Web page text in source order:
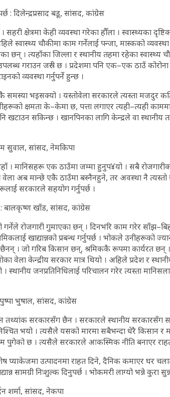
: दिलेन्द्रप्रसाद बडू, सांसद, कांग्रेस
क्षेत्रमा केही व्यवस्था गरेका हौँला । स्वास्थ्यका
स्वास्थ्य चौकीमा काम गर्नेलाई पन्जा, मास्कको
छन् । त्यहाँका जिल्ला र स्थानीय तहमा रहेका स्वास्थ्य
गराउन जरुरी छ । प्रदेशमा पनि एक–एक ठाउँ कोरोना
व्यवस्था गर्नुपर्ने हुन्छ ।
समस्या भइसक्यो । यस्तोवेला सरकारले त्यस्ता मजदुर
क्षमता के–केमा छ, पत्ता लगाएर त्यही–त्यही
खटाउन सकिन्छ । खानपिनका लागि केन्द्रले वा
सुवाल, सांसद, नेमकिपा
। मानिसहरू एक ठाउँमा जम्मा हुनुप¥यो । सबै
वेला अब मान्छे एकै ठाउँमा बस्नैनहुने, तर अवस्था नै
सरकारले सहयोग गर्नुपर्छ ।
: बालकृष्ण खाँड, सांसद, कांग्रेस
रोजगारी गुमाएका छन् । दिनभरि काम गरेर
खाद्यान्नको प्रबन्ध गर्नुपर्छ । भोकले उनीहरूको
छैनन् । जो गरिब किसान छन्, श्रमिककै रूपमा कार्यरत
वेला केन्द्रीय सरकार मात्र थियो । अहिले प्रदेश र
जनप्रतिनिधिलाई परिचालन गरेर त्यस्ता
भुषाल, सांसद, कांग्रेस
तथ्यांक सरकारसँग छैन । सरकारले स्थानीय सरकारसँग
भयो । त्यसैले यसको मारमा सबैभन्दा धेरै किसान र
पुगेको छ । त्यसैले सरकारले आकस्मिक नीति बनाएर
प्याकेजमा उत्पादनमा राहत दिने, दैनिक कमाएर घर
सामग्री निःशुल्क दिनुपर्छ । भोकमरी लाग्यो भन्ने कुरा
शर्मा, सांसद, नेकपा